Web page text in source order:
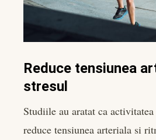
Reduce tensiunea
stresul
Studiile au aratat ca
reduce tensiunea arteriala si